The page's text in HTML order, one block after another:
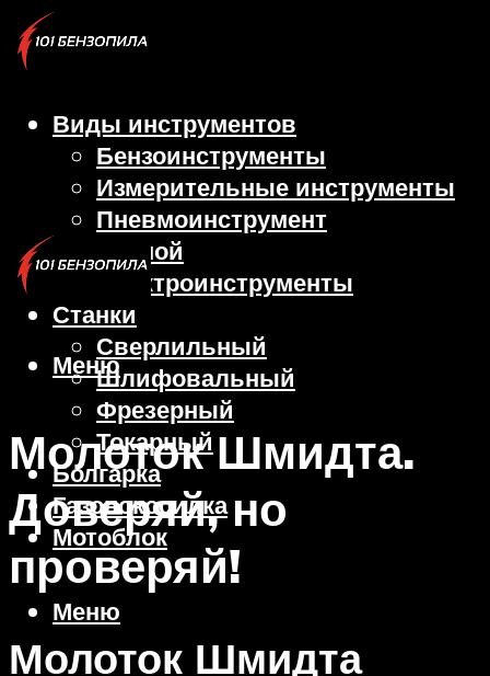
Виды инструментов
Бензоинструменты
Измерительные инструменты
Пневмоинструмент
Ручной
Электроинструменты
Станки
Сверлильный
Шлифовальный
Фрезерный
Токарный
Болгарка
Газонокосилка
Мотоблок
Меню
Меню
Молоток Шмидта.
Доверяй, но
проверяй!
Молоток Шмидта